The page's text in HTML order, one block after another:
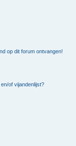
op dit forum ontvangen!
of vijandenlijst?